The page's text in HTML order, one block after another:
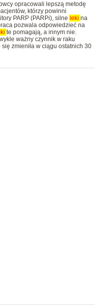
opracowali lepszą metodę
którzy powinni
PARP (PARPi), silne leki na
pozwala odpowiedzieć na
te pomagają, a innym nie.
ważny czynnik w raku
zmieniła w ciągu ostatnich 30